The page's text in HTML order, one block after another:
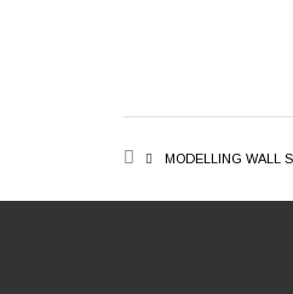
MODELLING WALL